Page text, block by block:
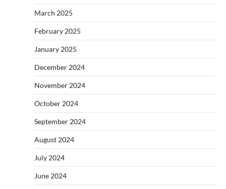
March 2025
February 2025
January 2025
December 2024
November 2024
October 2024
September 2024
August 2024
July 2024
June 2024